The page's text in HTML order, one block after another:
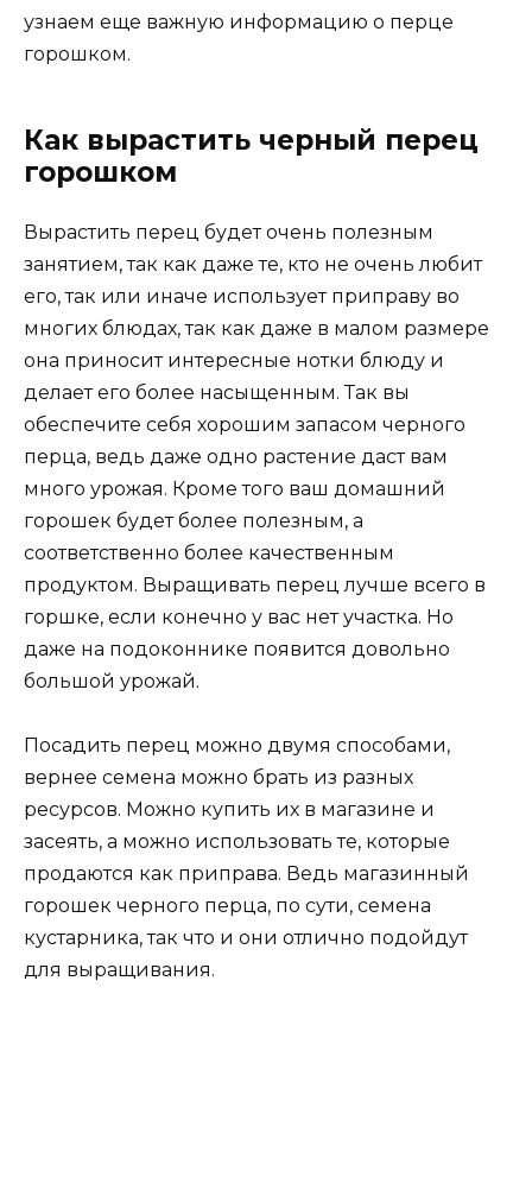
узнаем еще важную информацию о перце
горошком.
Как вырастить черный перец
горошком
Вырастить перец будет очень полезным
занятием, так как даже те, кто не очень любит
его, так или иначе использует приправу во
многих блюдах, так как даже в малом размере
она приносит интересные нотки блюду и
делает его более насыщенным. Так вы
обеспечите себя хорошим запасом черного
перца, ведь даже одно растение даст вам
много урожая. Кроме того ваш домашний
горошек будет более полезным, а
соответственно более качественным
продуктом. Выращивать перец лучше всего в
горшке, если конечно у вас нет участка. Но
даже на подоконнике появится довольно
большой урожай.
Посадить перец можно двумя способами,
вернее семена можно брать из разных
ресурсов. Можно купить их в магазине и
засеять, а можно использовать те, которые
продаются как приправа. Ведь магазинный
горошек черного перца, по сути, семена
кустарника, так что и они отлично подойдут
для выращивания.